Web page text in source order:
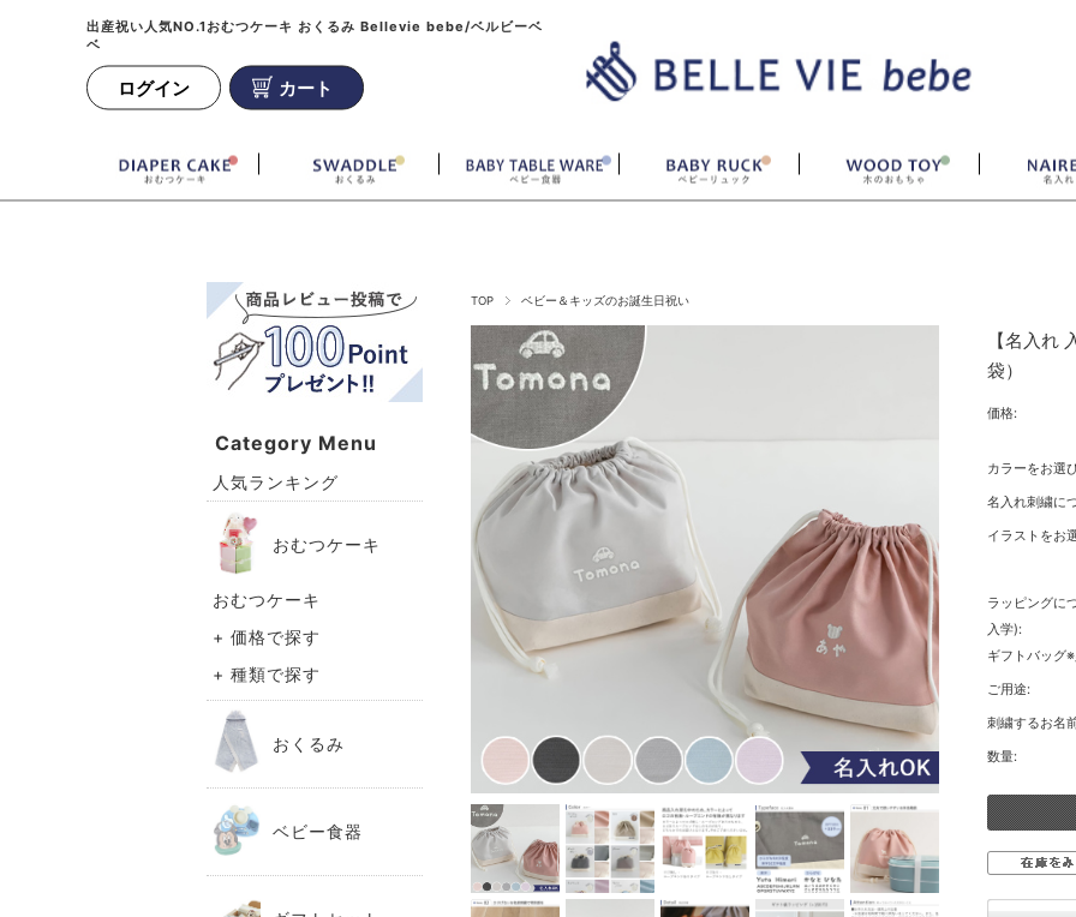
出産祝い人気NO.1おむつケーキ おくるみ Bellevie bebe/ベルビーベ
ベ
ログイン カート
TOP ベビー＆キッズのお誕生日祝い
【名入れ
袋）
価格:
カラーをお選
名入れ刺繍に
イラストをお
ラッピングに
入学):
ギフトバッグ
ご用途:
刺繍するお名
数量:
Category Menu
人気ランキング
おむつケーキ
おむつケーキ
+ 価格で探す
+ 種類で探す
おくるみ
ベビー食器